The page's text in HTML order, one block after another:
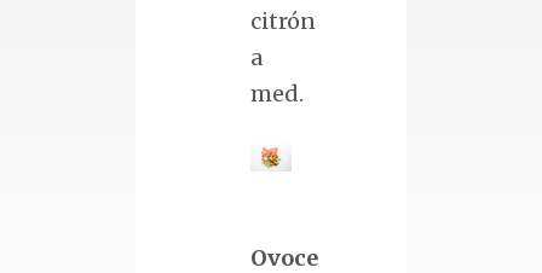
citrón
a
med.
Ovoce